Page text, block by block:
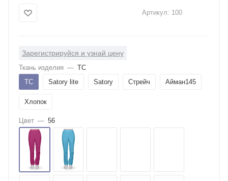
Артикул: 100
Зарегистрируйся и узнай цену
Ткань изделия — ТС
ТС
Satory lite Satory Стрейч Айман145
Хлопок
Цвет — 56